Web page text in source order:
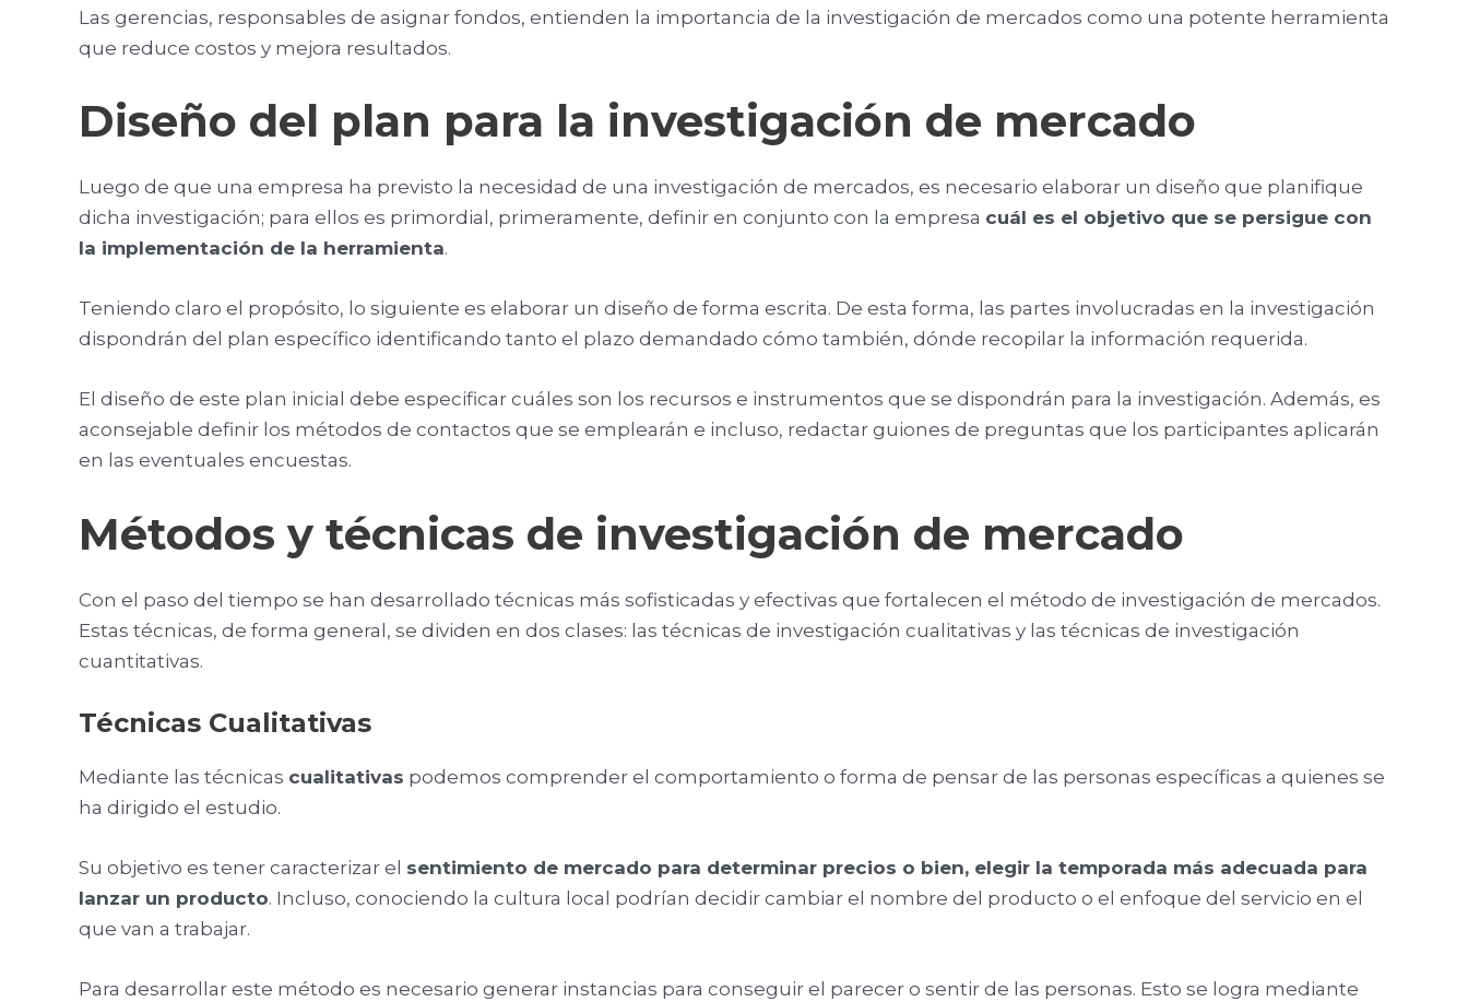
Las gerencias, responsables de asignar fondos, entienden la importancia de la investigación de mercados como una potente herramienta
que reduce costos y mejora resultados.
Diseño del plan para la investigación de mercado
Luego de que una empresa ha previsto la necesidad de una investigación de mercados, es necesario elaborar un diseño que planifique
dicha investigación; para ellos es primordial, primeramente, definir en conjunto con la empresa cuál es el objetivo que se persigue con
la implementación de la herramienta.
Teniendo claro el propósito, lo siguiente es elaborar un diseño de forma escrita. De esta forma, las partes involucradas en la investigación
dispondrán del plan específico identificando tanto el plazo demandado cómo también, dónde recopilar la información requerida.
El diseño de este plan inicial debe especificar cuáles son los recursos e instrumentos que se dispondrán para la investigación. Además, es
aconsejable definir los métodos de contactos que se emplearán e incluso, redactar guiones de preguntas que los participantes aplicarán
en las eventuales encuestas.
Métodos y técnicas de investigación de mercado
Con el paso del tiempo se han desarrollado técnicas más sofisticadas y efectivas que fortalecen el método de investigación de mercados.
Estas técnicas, de forma general, se dividen en dos clases: las técnicas de investigación cualitativas y las técnicas de investigación
cuantitativas.
Técnicas Cualitativas
Mediante las técnicas cualitativas podemos comprender el comportamiento o forma de pensar de las personas específicas a quienes se
ha dirigido el estudio.
Su objetivo es tener caracterizar el sentimiento de mercado para determinar precios o bien, elegir la temporada más adecuada para
lanzar un producto. Incluso, conociendo la cultura local podrían decidir cambiar el nombre del producto o el enfoque del servicio en el
que van a trabajar.
Para desarrollar este método es necesario generar instancias para conseguir el parecer o sentir de las personas. Esto se logra mediante